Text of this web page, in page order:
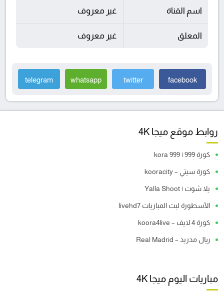
اسم القناة غير معروف
المعلق غير معروف
facebook
twitter
whatsapp
telegram
روابط موقع ميجا 4K
كورة 999 | kora 999
كورة سيتي – kooracity
يلا شوت | Yalla Shoot
الأسطورة لبث المباريات livehd7
كورة 4 لايف – koora4live
ريال مدريد – Real Madrid
مباريات اليوم ميجا 4K